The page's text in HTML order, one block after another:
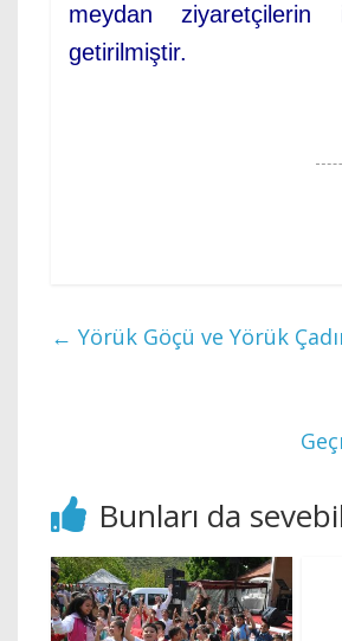
meydan ziyaretçilerin
getirilmiştir.
← Yörük Göçü ve Yörük
Bunları da